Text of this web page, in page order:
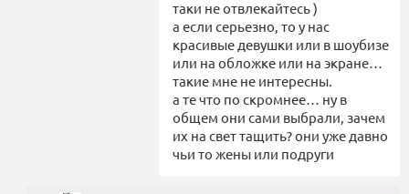
таки не отвлекайтесь )
а если серьезно, то у нас
красивые девушки или в шоубизе
или на обложке или на экране…
такие мне не интересны.
а те что по скромнее… ну в
общем они сами выбрали, зачем
их на свет тащить? они уже давно
чьи то жены или подруги